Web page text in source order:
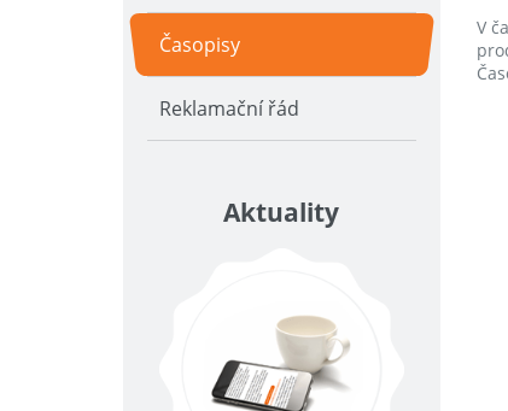
V
Časopisy
Reklamační řád
Aktuality